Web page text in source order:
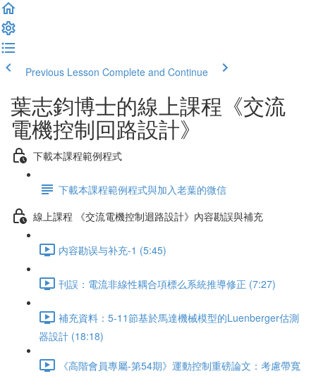
Previous Lesson Complete and Continue
葉志鈞博士的線上課程《交流
電機控制回路設計》
下載本課程範例程式
下載本課程範例程式與加入老葉的微信
線上課程 《交流電機控制迴路設計》內容勘誤與補充
内容勘误与补充-1 (5:45)
刊誤：電流非線性耦合項標么系統推導修正 (7:27)
補充資料：5-11節基於馬達機械模型的Luenberger估測
器設計 (18:18)
《高階會員專屬-第54期》運動控制重磅論文：考慮帶寬